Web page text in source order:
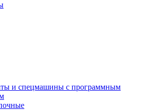
и спецмашины с программным